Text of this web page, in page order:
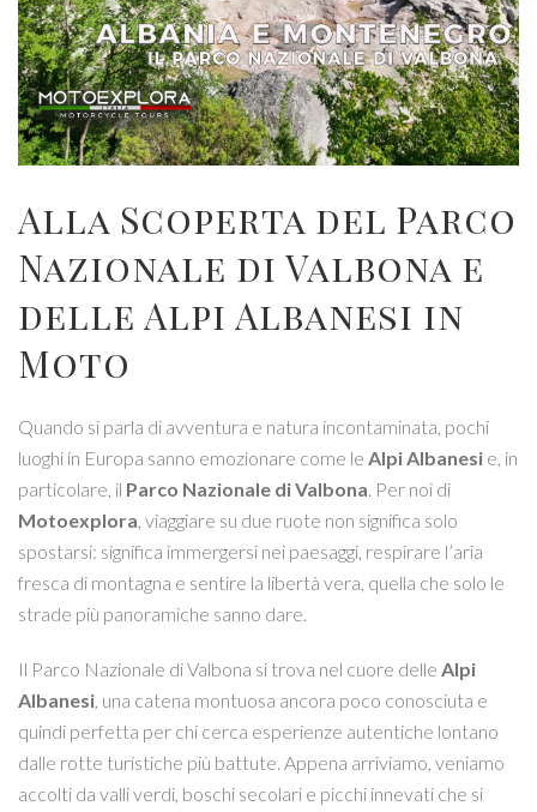
Alla Scoperta del Parco
Nazionale di Valbona e
delle Alpi Albanesi in
Moto
Quando si parla di avventura e natura incontaminata, pochi
luoghi in Europa sanno emozionare come le Alpi Albanesi e, in
particolare, il Parco Nazionale di Valbona. Per noi di
Motoexplora, viaggiare su due ruote non significa solo
spostarsi: significa immergersi nei paesaggi, respirare l’aria
fresca di montagna e sentire la libertà vera, quella che solo le
strade più panoramiche sanno dare.
Il Parco Nazionale di Valbona si trova nel cuore delle Alpi
Albanesi, una catena montuosa ancora poco conosciuta e
quindi perfetta per chi cerca esperienze autentiche lontano
dalle rotte turistiche più battute. Appena arriviamo, veniamo
accolti da valli verdi, boschi secolari e picchi innevati che si